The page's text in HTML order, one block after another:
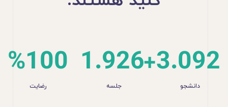
3.092
+
دانشجو
1.926
جلسه
100
%
رضایت